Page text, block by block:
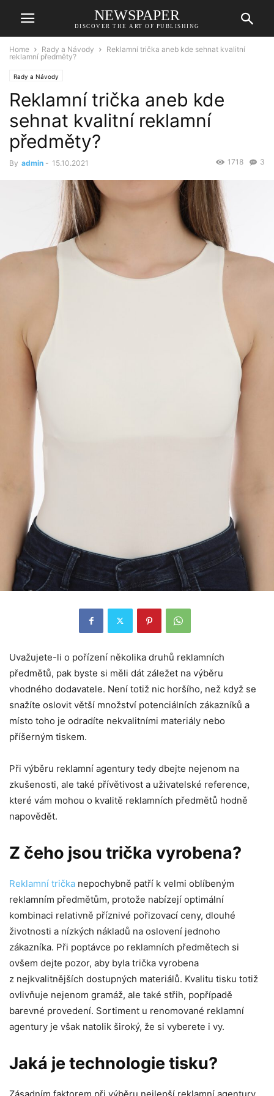
NEWSPAPER
DISCOVER THE ART OF PUBLISHING
Home Rady a Návody
Reklamní trička aneb kde sehnat kvalitní
reklamní předměty?
Rady a Návody
Reklamní trička aneb kde
sehnat kvalitní reklamní
předměty?
By admin - 15.10.2021 3
1718
Uvažujete-li o pořízení několika druhů reklamních
předmětů, pak byste si měli dát záležet na výběru
vhodného dodavatele. Není totiž nic horšího, než když se
snažíte oslovit větší množství potenciálních zákazníků a
místo toho je odradíte nekvalitními materiály nebo
příšerným tiskem.
Při výběru reklamní agentury tedy dbejte nejenom na
zkušenosti, ale také přívětivost a uživatelské reference,
které vám mohou o kvalitě reklamních předmětů hodně
napovědět.
Z čeho jsou trička vyrobena?
Reklamní trička nepochybně patří k velmi oblíbeným
reklamním předmětům, protože nabízejí optimální
kombinaci relativně příznivé pořizovací ceny, dlouhé
životnosti a nízkých nákladů na oslovení jednoho
zákazníka. Při poptávce po reklamních předmětech si
ovšem dejte pozor, aby byla trička vyrobena
z nejkvalitnějších dostupných materiálů. Kvalitu tisku totiž
ovlivňuje nejenom gramáž, ale také střih, popřípadě
barevné provedení. Sortiment u renomované reklamní
agentury je však natolik široký, že si vyberete i vy.
Jaká je technologie tisku?